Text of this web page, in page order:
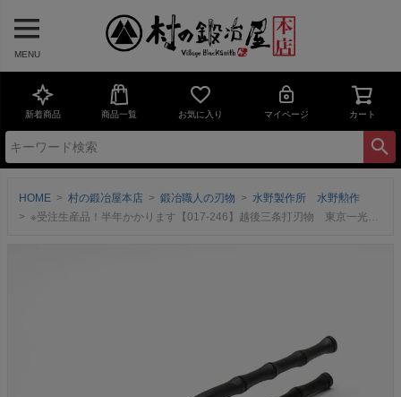
MENU
新着商品 商品一覧 お気に入り マイページ カート
HOME 村の鍛冶屋本店 鍛冶職人の刃物
水野製作所 水野勲作
※受注生産品！半年かかります【017-246】越後三条打刃物 東京一光 掴箸黒染 竹シリーズ 45mm ＜三条市製｜水野製作所＞握りやすさと高い意匠性を両立する竹シリーズ【頑張って送料無料！】